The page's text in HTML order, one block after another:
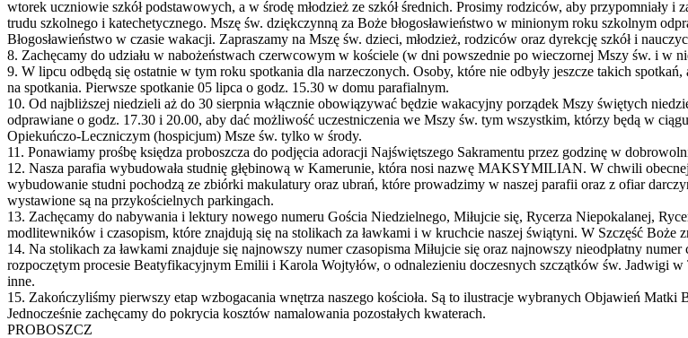
wtorek uczniowie szkół podstawowych, a w środę młodzież ze szkół średnich. Prosimy rodziców, aby przypomniały i
trudu szkolnego i katechetycznego. Mszę św. dziękczynną za Boże błogosławieństwo w minionym roku szkolnym
Błogosławieństwo w czasie wakacji. Zapraszamy na Mszę św. dzieci, młodzież, rodziców oraz dyrekcję szkół i
8. Zachęcamy do udziału w nabożeństwach czerwcowym w kościele (w dni powszednie po wieczornej Mszy św. i w
9. W lipcu odbędą się ostatnie w tym roku spotkania dla narzeczonych. Osoby, które nie odbyły jeszcze takich
na spotkania. Pierwsze spotkanie 05 lipca o godz. 15.30 w domu parafialnym.
10. Od najbliższej niedzieli aż do 30 sierpnia włącznie obowiązywać będzie wakacyjny porządek Mszy świętych
odprawiane o godz. 17.30 i 20.00, aby dać możliwość uczestniczenia we Mszy św. tym wszystkim, którzy będą w
Opiekuńczo-Leczniczym (hospicjum) Msze św. tylko w środy.
11. Ponawiamy prośbę księdza proboszcza do podjęcia adoracji Najświętszego Sakramentu przez godzinę w
12. Nasza parafia wybudowała studnię głębinową w Kamerunie, która nosi nazwę MAKSYMILIAN. W chwili
wybudowanie studni pochodzą ze zbiórki makulatury oraz ubrań, które prowadzimy w naszej parafii oraz z ofiar
wystawione są na przykościelnych parkingach.
13. Zachęcamy do nabywania i lektury nowego numeru Gościa Niedzielnego, Miłujcie się, Rycerza Niepokalanej,
modlitewników i czasopism, które znajdują się na stolikach za ławkami i w kruchcie naszej świątyni. W Szczęść
14. Na stolikach za ławkami znajduje się najnowszy numer czasopisma Miłujcie się oraz najnowszy nieodpłatny
rozpoczętym procesie Beatyfikacyjnym Emilii i Karola Wojtyłów, o odnalezieniu doczesnych szczątków św. Jadwigi
inne.
15. Zakończyliśmy pierwszy etap wzbogacania wnętrza naszego kościoła. Są to ilustracje wybranych Objawień
Jednocześnie zachęcamy do pokrycia kosztów namalowania pozostałych kwaterach.
PROBOSZCZ